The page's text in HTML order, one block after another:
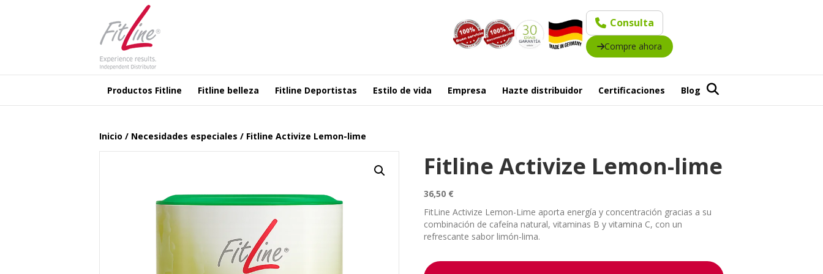
Consulta
Compre ahora
Productos Fitline Fitline belleza Fitline Deportistas Estilo de vida Empresa Hazte distribuidor Certificaciones Blog
Inicio / Necesidades especiales / Fitline Activize Lemon-lime
Fitline Activize Lemon-lime
36,50 €
FitLine Activize Lemon-Lime aporta energía y concentración gracias a su
combinación de cafeína natural, vitaminas B y vitamina C, con un
refrescante sabor limón-lima.